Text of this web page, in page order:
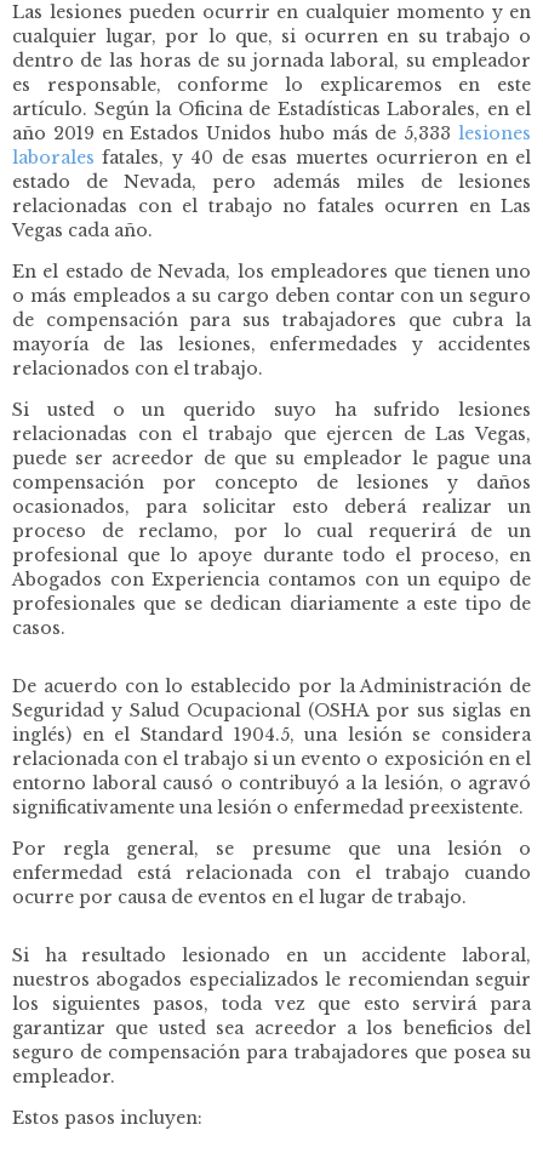
Las lesiones pueden ocurrir en cualquier momento y en
cualquier lugar, por lo que, si ocurren en su trabajo o
dentro de las horas de su jornada laboral, su empleador
es responsable, conforme lo explicaremos en este
artículo. Según la Oficina de Estadísticas Laborales, en el
año 2019 en Estados Unidos hubo más de 5,333 lesiones
laborales fatales, y 40 de esas muertes ocurrieron en el
estado de Nevada, pero además miles de lesiones
relacionadas con el trabajo no fatales ocurren en Las
Vegas cada año.
En el estado de Nevada, los empleadores que tienen uno
o más empleados a su cargo deben contar con un seguro
de compensación para sus trabajadores que cubra la
mayoría de las lesiones, enfermedades y accidentes
relacionados con el trabajo.
Si usted o un querido suyo ha sufrido lesiones
relacionadas con el trabajo que ejercen de Las Vegas,
puede ser acreedor de que su empleador le pague una
compensación por concepto de lesiones y daños
ocasionados, para solicitar esto deberá realizar un
proceso de reclamo, por lo cual requerirá de un
profesional que lo apoye durante todo el proceso, en
Abogados con Experiencia contamos con un equipo de
profesionales que se dedican diariamente a este tipo de
casos.
De acuerdo con lo establecido por la Administración de
Seguridad y Salud Ocupacional (OSHA por sus siglas en
inglés) en el Standard 1904.5, una lesión se considera
relacionada con el trabajo si un evento o exposición en el
entorno laboral causó o contribuyó a la lesión, o agravó
significativamente una lesión o enfermedad preexistente.
Por regla general, se presume que una lesión o
enfermedad está relacionada con el trabajo cuando
ocurre por causa de eventos en el lugar de trabajo.
Si ha resultado lesionado en un accidente laboral,
nuestros abogados especializados le recomiendan seguir
los siguientes pasos, toda vez que esto servirá para
garantizar que usted sea acreedor a los beneficios del
seguro de compensación para trabajadores que posea su
empleador.
Estos pasos incluyen: